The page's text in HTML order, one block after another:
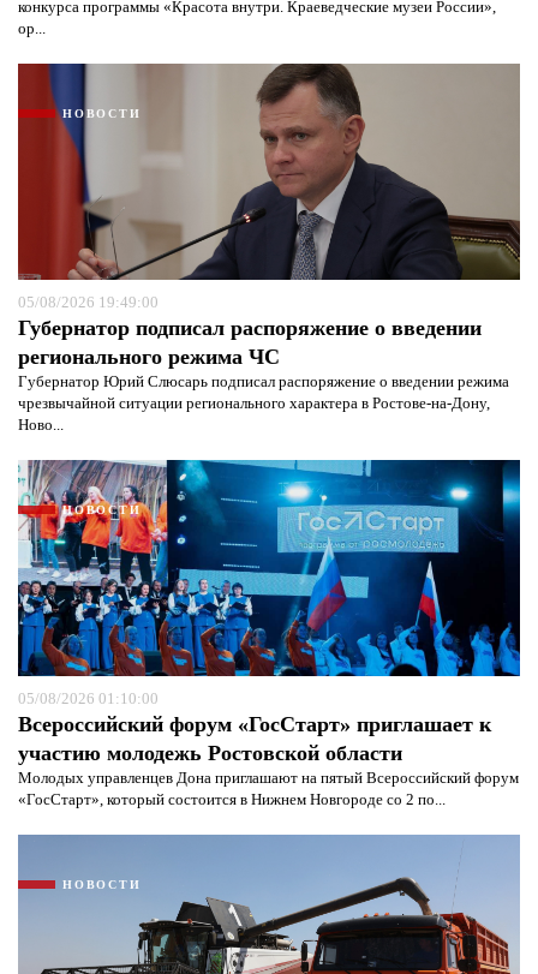
конкурса программы «Красота внутри. Краеведческие музеи России»,
ор...
НОВОСТИ
05/08/2026 19:49:00
Губернатор подписал распоряжение о введении
регионального режима ЧС
Губернатор Юрий Слюсарь подписал распоряжение о введении режима
чрезвычайной ситуации регионального характера в Ростове-на-Дону,
Ново...
НОВОСТИ
05/08/2026 01:10:00
Всероссийский форум «ГосСтарт» приглашает к
участию молодежь Ростовской области
Молодых управленцев Дона приглашают на пятый Всероссийский форум
«ГосСтарт», который состоится в Нижнем Новгороде со 2 по...
НОВОСТИ
защиты информации*